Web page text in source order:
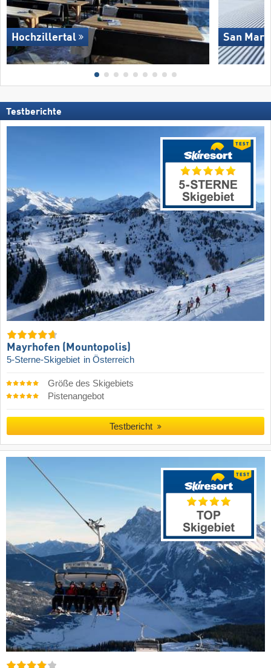
Hochzillertal San
Testberichte
Mayrhofen (Mountopolis)
5-Sterne-Skigebiet in Österreich
Größe des Skigebiets
Pistenangebot
Testbericht